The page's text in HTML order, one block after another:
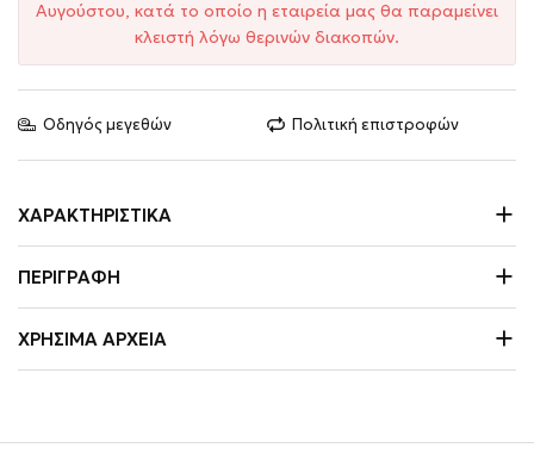
Αυγούστου, κατά το οποίο η εταιρεία μας θα παραμείνει
κλειστή λόγω θερινών διακοπών.
Οδηγός μεγεθών Πολιτική επιστροφών
ΧΑΡΑΚΤΗΡΙΣΤΙΚΆ
ΠΕΡΙΓΡΑΦΉ
ΧΡΉΣΙΜΑ ΑΡΧΕΊΑ